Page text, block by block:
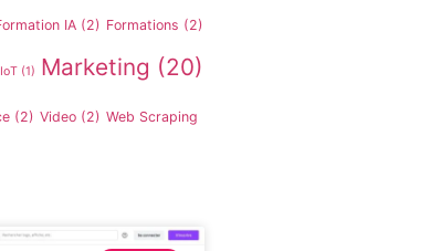
IA (2) Formations (2)
IoT (1) Marketing (20)
(2) Video (2) Web Scraping